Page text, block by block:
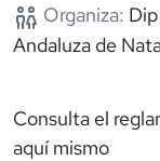
Organiza:
Andaluza de
Consulta el
aquí mismo